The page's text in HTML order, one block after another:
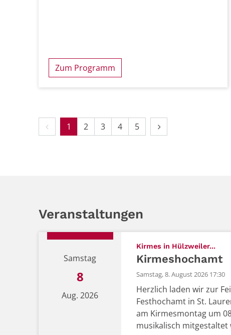
Zum Programm
Vorherige Seite
1 2 3 4 5 Nächste Seite
Veranstaltungen
Samstag
8
Aug. 2026
Kirmes in Hülzweiler...:
Kirmeshochamt
Samstag, 8. August 2026 17:30
Herzlich laden wir zur
Festhochamt in St.
am Kirmesmontag um
musikalisch mitgestaltet